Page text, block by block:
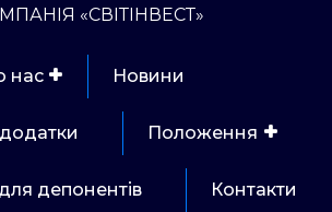
«СВІТІНВЕСТ»
нас Новини
Положення
депонентів Контакти